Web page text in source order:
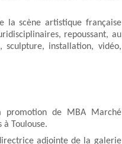
la scène artistique française
repoussant, au
installation, vidéo,
promotion de MBA Marché
à Toulouse.
adjointe de la galerie